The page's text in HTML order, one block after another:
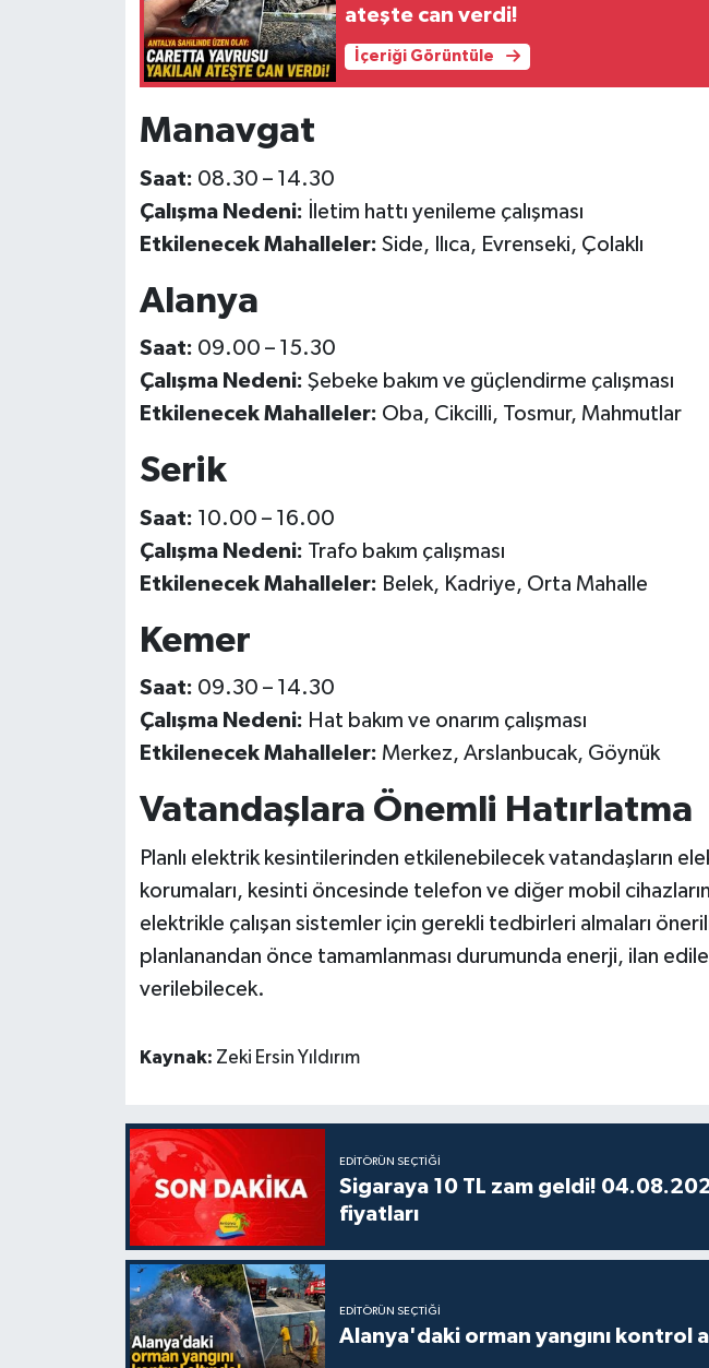
ateşte can verdi!
İçeriği Görüntüle
Manavgat
Saat: 08.30 – 14.30
Çalışma Nedeni: İletim hattı yenileme çalışması
Etkilenecek Mahalleler: Side, Ilıca, Evrenseki, Çolaklı
Alanya
Saat: 09.00 – 15.30
Çalışma Nedeni: Şebeke bakım ve güçlendirme çalışması
Etkilenecek Mahalleler: Oba, Cikcilli, Tosmur, Mahmutlar
Serik
Saat: 10.00 – 16.00
Çalışma Nedeni: Trafo bakım çalışması
Etkilenecek Mahalleler: Belek, Kadriye, Orta Mahalle
Kemer
Saat: 09.30 – 14.30
Çalışma Nedeni: Hat bakım ve onarım çalışması
Etkilenecek Mahalleler: Merkez, Arslanbucak, Göynük
Vatandaşlara Önemli Hatırlatma
Planlı elektrik kesintilerinden etkilenebilecek vatandaşların
korumaları, kesinti öncesinde telefon ve diğer mobil
elektrikle çalışan sistemler için gerekli tedbirleri almaları
planlanandan önce tamamlanması durumunda enerji, ilan
verilebilecek.
Kaynak: Zeki Ersin Yıldırım
EDITÖRÜN SEÇTIĞI
Sigaraya 10 TL zam geldi!
fiyatları
EDITÖRÜN SEÇTIĞI
Alanya'daki orman yangını kontrol